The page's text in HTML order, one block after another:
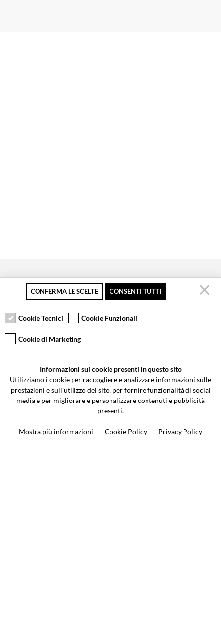
Pagamento sicuro
Resi gratuiti fino a 30
Servizio clienti
Via Galileo Galilei 5 | Verano Brianza (MB) 20843 | ITALY
0362-805407-info@valtermoto.com
CONFERMA LE SCELTE CONSENTI TUTTI
Cookie Tecnici Cookie Funzionali
Cookie di Marketing
Informazioni sui cookie presenti in questo sito
Utilizziamo i cookie per raccogliere e analizzare informazioni sulle
prestazioni e sull'utilizzo del sito, per fornire funzionalità di social
media e per migliorare e personalizzare contenuti e pubblicità
presenti.
Mostra più informazioni Cookie Policy Privacy Policy